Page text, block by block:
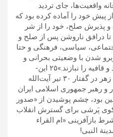
واقعيت‌ها، جاى ترديد
پيش خود را آماده‌ كرده بود كه
پذيرش صلح، خود را از شر
تا درافق ناروشن پس از صلح و
سياسى، فرهنگى و حتا
شدن با وضعيتى بحرانى و
پيش‌بينى ناشده، غافلگير نشوند و قافيه را نبازند.»٢٥ اين-
همانى آتش بس با نوشيدن جام زهر در گفتار ٣٠ تير آيت‌الله
و رهبر جمهورى اسلامى ايران
بود، چشم پوشيدن از «صدور
پَرشى براى گسترش انقلاب
بازآفرينى «ام القراء
النبى!